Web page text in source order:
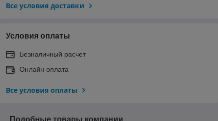
Все условия доставки
Условия оплаты
Безналичный расчет
Онлайн оплата
Все условия оплаты
Подобные товары компании